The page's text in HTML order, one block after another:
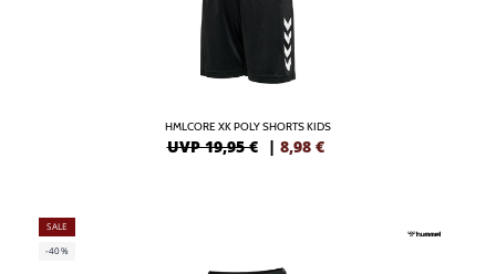
HMLCORE XK POLY SHORTS KIDS
UVP 19,95 € | 8,98 €
SALE
-40%